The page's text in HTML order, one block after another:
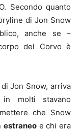
Secondo quanto
di Jon Snow
anche se –
del Corvo è
Jon Snow, arriva
molti stavano
che Snow
estraneo e chi era